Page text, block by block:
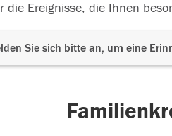
die Ereignisse, die Ihnen
Sie sich bitte an, um eine